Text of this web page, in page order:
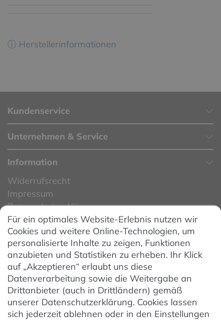
ⓘ Herstellerinformationen
Kundenservice
Unternehmen & Service
Information
Widerrufsrecht
Impressum
Datenschutzerklärung
Datenschutzeinstellungen
AGB
Barrierefreiheit
Hinweise zur Batterieentsorgung
Entsorgung von Elektro-Altgeräten
Vertrag widerrufen
Für ein optimales Website-Erlebnis nutzen wir
Cookies und weitere Online-Technologien, um
personalisierte Inhalte zu zeigen, Funktionen
anzubieten und Statistiken zu erheben. Ihr Klick
auf „Akzeptieren“ erlaubt uns diese
Datenverarbeitung sowie die Weitergabe an
Drittanbieter (auch in Drittländern) gemäß
unserer Datenschutzerklärung. Cookies lassen
sich jederzeit ablehnen oder in den Einstellungen